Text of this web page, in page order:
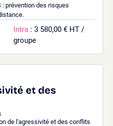
prévention des risques
Intra : 3 580,00 € HT /
groupe
et des
de l'agressivité et des conflits